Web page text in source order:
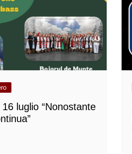
luglio “Nonostante